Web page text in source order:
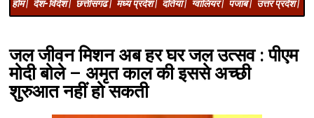
होम | देश-विदेश | छत्तीसगढ | मध्य प्रदेश | दतिया | ग्वालियर | पंजाब | उत्तर प्रदेश |
जल जीवन मिशन अब हर घर जल उत्सव : पीएम
मोदी बोले – अमृत काल की इससे अच्छी
शुरुआत नहीं हो सकती